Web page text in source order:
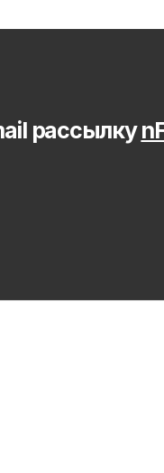
рассылку